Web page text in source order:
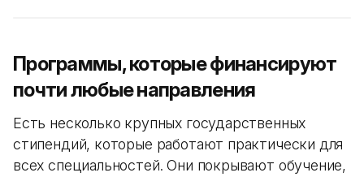
Программы, которые финансируют
почти любые направления
Есть несколько крупных государственных
стипендий, которые работают практически для
всех специальностей. Они покрывают обучение,